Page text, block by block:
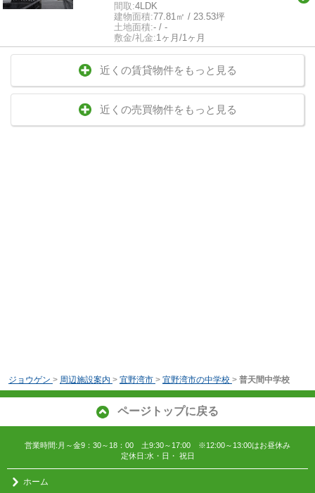
間取:4LDK
建物面積:77.81㎡ / 23.53坪
土地面積:- / -
敷金/礼金:1ヶ月/1ヶ月
近くの賃貸物件をもっと見る
近くの売買物件をもっと見る
ジョウゲン > 周辺施設案内 > 宜野湾市 > 宜野湾市の中学校 > 普天間中学校
ページトップに戻る
営業時間:月～金9：30～18：00 土9:30～17:00 ※12:00～13:00はお昼休み
定休日:水・日・ 祝日
ホーム